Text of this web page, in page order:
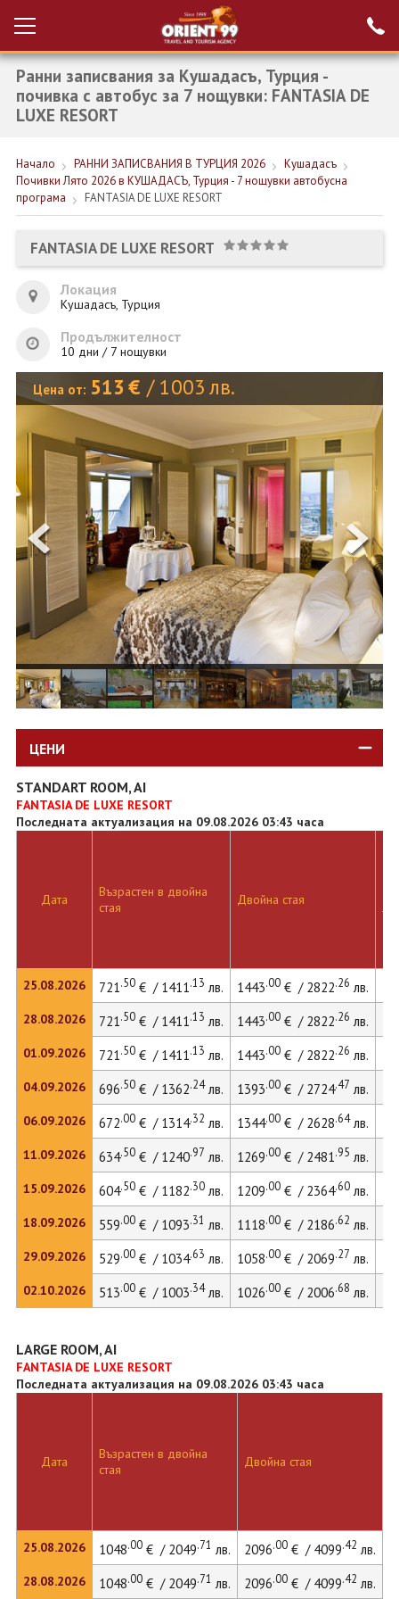
Вход за агенти
Проверка на
резервация
НОВА ГОДИНА ТУРЦИЯ
НОВА ГОДИНА
ЕКЗОТИКА
ЕКСКУРЗИИ
ОЩЕ
ЗА НАС
КОНТАКТИ
ФИРМЕНИ ДОКУМЕНТИ
0700 144 34 Запитване
ПОСЛЕДВАЙТЕ НИ
Ранни записвания за Кушадасъ, Турция -
почивка с автобус за 7 нощувки: FANTASIA DE
LUXE RESORT
Начало РАННИ ЗАПИСВАНИЯ В ТУРЦИЯ 2026
Кушадасъ
Почивки Лято 2026 в КУШАДАСЪ, Турция - 7 нощувки автобусна
програма
FANTASIA DE LUXE RESORT
FANTASIA DE LUXE RESORT
Локация
Кушадасъ, Турция
Продължителност
10 дни / 7 нощувки
Цена от: 513 € / 1003 лв.
ЦЕНИ
STANDART ROOM, AI
FANTASIA DE LUXE RESORT
Последната актуализация на 09.08.2026 03:43 часа
Дата
25.08.2026
28.08.2026
01.09.2026
04.09.2026
06.09.2026
11.09.2026
15.09.2026
18.09.2026
29.09.2026
02.10.2026
Възрастен в двойна
стая
Двойна стая
721.50€ / 1411.13 лв. 1443.00€ / 2822.26 лв.
721.50€ / 1411.13 лв. 1443.00€ / 2822.26 лв.
721.50€ / 1411.13 лв. 1443.00€ / 2822.26 лв.
696.50€ / 1362.24лв. 1393.00€ / 2724.47 лв.
672.00€ / 1314.32 лв. 1344.00€ / 2628.64лв.
634.50€ / 1240.97 лв. 1269.00€ / 2481.95 лв.
604.50€ / 1182.30лв. 1209.00€ / 2364.60лв.
559.00€ / 1093.31 лв. 1118.00€ / 2186.62 лв.
529.00€ / 1034.63 лв. 1058.00€ / 2069.27 лв.
513.00€ / 1003.34лв. 1026.00€ / 2006.68 лв.
LARGE ROOM, AI
FANTASIA DE LUXE RESORT
Последната актуализация на 09.08.2026 03:43 часа
Дата
25.08.2026
28.08.2026
Възрастен в двойна
стая
Двойна стая
1048.00€ / 2049.71 лв. 2096.00€ / 4099.42 лв.
1048.00€ / 2049.71 лв. 2096.00€ / 4099.42 лв.